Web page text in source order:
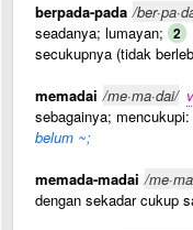
berpada-pada /
seadanya; lumayan; 2
secukupnya (tidak
memadai /me·ma·dai/ v
sebagainya; mencukupi:
belum ~;
memada-madai /
dengan sekadar cukup